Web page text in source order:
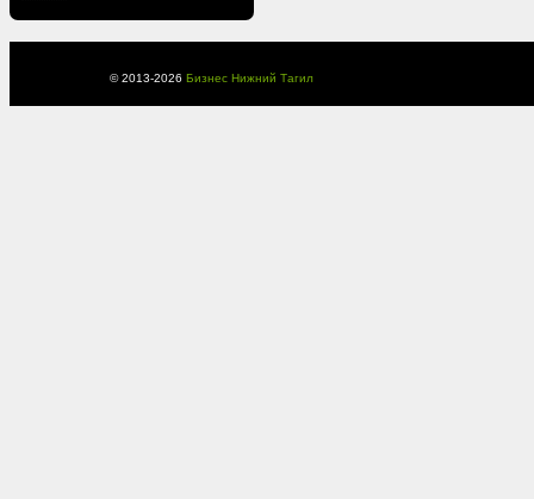
© 2013-2026 Бизнес Нижний Тагил